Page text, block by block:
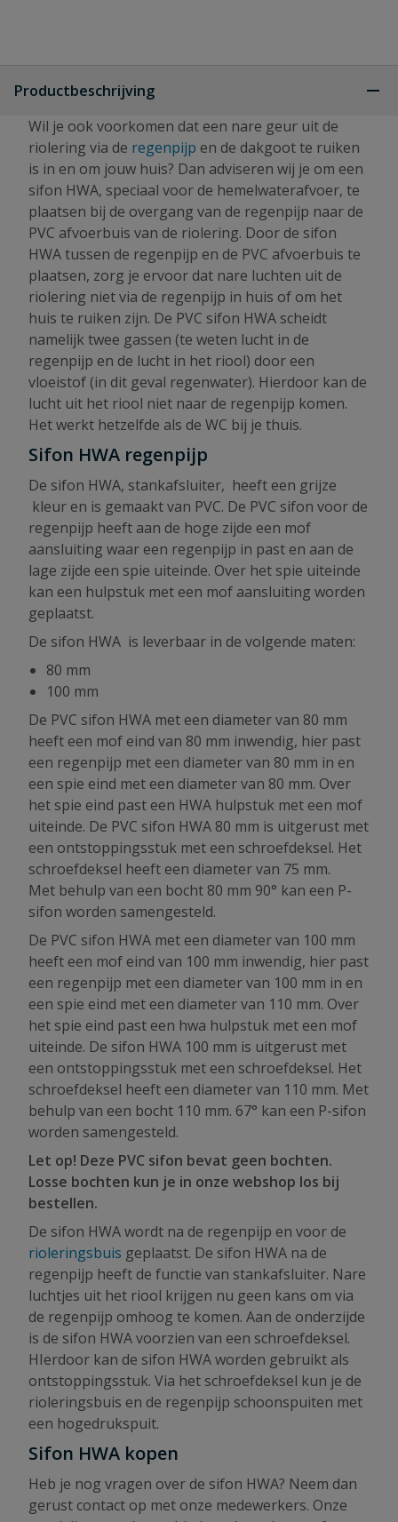
Productbeschrijving
Wil je ook voorkomen dat een nare geur uit de
riolering via de regenpijp en de dakgoot te ruiken
is in en om jouw huis? Dan adviseren wij je om een
sifon HWA, speciaal voor de hemelwaterafvoer, te
plaatsen bij de overgang van de regenpijp naar de
PVC afvoerbuis van de riolering. Door de sifon
HWA tussen de regenpijp en de PVC afvoerbuis te
plaatsen, zorg je ervoor dat nare luchten uit de
riolering niet via de regenpijp in huis of om het
huis te ruiken zijn. De PVC sifon HWA scheidt
namelijk twee gassen (te weten lucht in de
regenpijp en de lucht in het riool) door een
vloeistof (in dit geval regenwater). Hierdoor kan de
lucht uit het riool niet naar de regenpijp komen.
Het werkt hetzelfde als de WC bij je thuis.
Sifon HWA regenpijp
De sifon HWA, stankafsluiter, heeft een grijze
kleur en is gemaakt van PVC. De PVC sifon voor de
regenpijp heeft aan de hoge zijde een mof
aansluiting waar een regenpijp in past en aan de
lage zijde een spie uiteinde. Over het spie uiteinde
kan een hulpstuk met een mof aansluiting worden
geplaatst.
De sifon HWA is leverbaar in de volgende maten:
80 mm
100 mm
De PVC sifon HWA met een diameter van 80 mm
heeft een mof eind van 80 mm inwendig, hier past
een regenpijp met een diameter van 80 mm in en
een spie eind met een diameter van 80 mm. Over
het spie eind past een HWA hulpstuk met een mof
uiteinde. De PVC sifon HWA 80 mm is uitgerust met
een ontstoppingsstuk met een schroefdeksel. Het
schroefdeksel heeft een diameter van 75 mm.
Met behulp van een bocht 80 mm 90° kan een P-
sifon worden samengesteld.
De PVC sifon HWA met een diameter van 100 mm
heeft een mof eind van 100 mm inwendig, hier past
een regenpijp met een diameter van 100 mm in en
een spie eind met een diameter van 110 mm. Over
het spie eind past een hwa hulpstuk met een mof
uiteinde. De sifon HWA 100 mm is uitgerust met
een ontstoppingsstuk met een schroefdeksel. Het
schroefdeksel heeft een diameter van 110 mm. Met
behulp van een bocht 110 mm. 67° kan een P-sifon
worden samengesteld.
Let op! Deze PVC sifon bevat geen bochten.
Losse bochten kun je in onze webshop los bij
bestellen.
De sifon HWA wordt na de regenpijp en voor de
rioleringsbuis geplaatst. De sifon HWA na de
regenpijp heeft de functie van stankafsluiter. Nare
luchtjes uit het riool krijgen nu geen kans om via
de regenpijp omhoog te komen. Aan de onderzijde
is de sifon HWA voorzien van een schroefdeksel.
HIerdoor kan de sifon HWA worden gebruikt als
ontstoppingsstuk. Via het schroefdeksel kun je de
rioleringsbuis en de regenpijp schoonspuiten met
een hogedrukspuit.
Sifon HWA kopen
Heb je nog vragen over de sifon HWA? Neem dan
gerust contact op met onze medewerkers. Onze